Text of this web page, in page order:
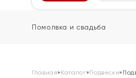
Помолвка и свадьба
Главная» Каталог»Подвески»